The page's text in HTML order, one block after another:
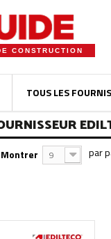
CONSTRUCTION
TOUS LES
Montrer 9